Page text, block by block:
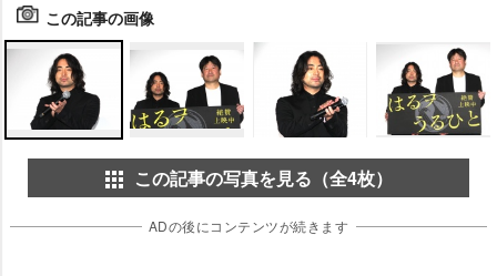
この記事の画像
この記事の写真を見る（全4枚）
ADの後にコンテンツが続きます